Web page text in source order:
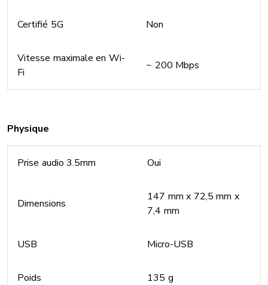
Certifié 5G Non
Vitesse maximale en Wi-
Fi
~ 200 Mbps
Physique
Prise audio 3.5mm Oui
Dimensions
147 mm x 72,5 mm x
7,4 mm
USB Micro-USB
Poids 135 g